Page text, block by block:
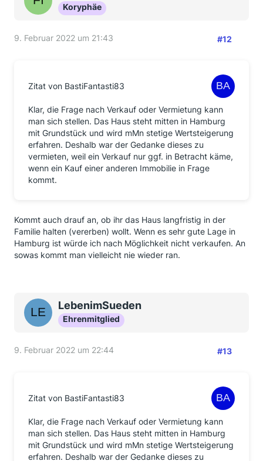
Koryphäe
9. Februar 2022 um 21:43 #12
Zitat von BastiFantasti83
Klar, die Frage nach Verkauf oder Vermietung kann
man sich stellen. Das Haus steht mitten in Hamburg
mit Grundstück und wird mMn stetige Wertsteigerung
erfahren. Deshalb war der Gedanke dieses zu
vermieten, weil ein Verkauf nur ggf. in Betracht käme,
wenn ein Kauf einer anderen Immobilie in Frage
kommt.
Kommt auch drauf an, ob ihr das Haus langfristig in der
Familie halten (vererben) wollt. Wenn es sehr gute Lage in
Hamburg ist würde ich nach Möglichkeit nicht verkaufen. An
sowas kommt man vielleicht nie wieder ran.
LebenimSueden
Ehrenmitglied
9. Februar 2022 um 22:44 #13
Zitat von BastiFantasti83
Klar, die Frage nach Verkauf oder Vermietung kann
man sich stellen. Das Haus steht mitten in Hamburg
mit Grundstück und wird mMn stetige Wertsteigerung
erfahren. Deshalb war der Gedanke dieses zu